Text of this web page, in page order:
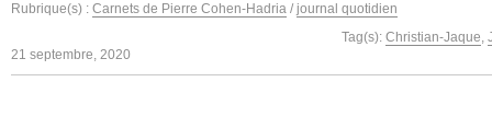
Rubrique(s) : Carnets de Pierre Cohen-Hadria / journal quotidien
Tag(s): Christian-Jaque,
21 septembre, 2020